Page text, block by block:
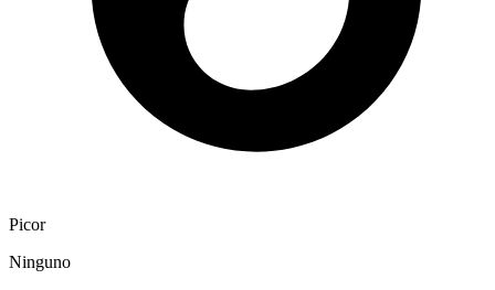
Picor
Ninguno